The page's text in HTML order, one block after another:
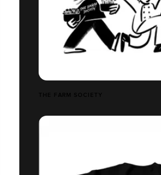
THE FARM SOCIETY